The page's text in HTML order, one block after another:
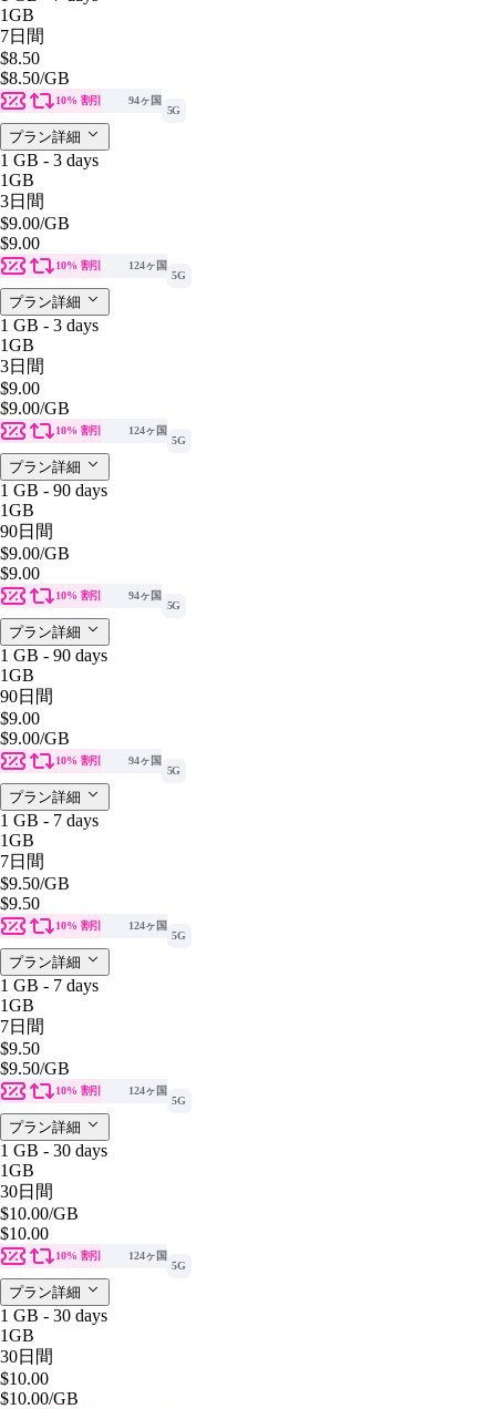
1GB
7日間
$8.50
$8.50/GB
10% 割引
94ヶ国
5G
プラン詳細
1 GB - 3 days
1GB
3日間
$9.00/GB
$9.00
10% 割引
124ヶ国
5G
プラン詳細
1 GB - 3 days
1GB
3日間
$9.00
$9.00/GB
10% 割引
124ヶ国
5G
プラン詳細
1 GB - 90 days
1GB
90日間
$9.00/GB
$9.00
10% 割引
94ヶ国
5G
プラン詳細
1 GB - 90 days
1GB
90日間
$9.00
$9.00/GB
10% 割引
94ヶ国
5G
プラン詳細
1 GB - 7 days
1GB
7日間
$9.50/GB
$9.50
10% 割引
124ヶ国
5G
プラン詳細
1 GB - 7 days
1GB
7日間
$9.50
$9.50/GB
10% 割引
124ヶ国
5G
プラン詳細
1 GB - 30 days
1GB
30日間
$10.00/GB
$10.00
10% 割引
124ヶ国
5G
プラン詳細
1 GB - 30 days
1GB
30日間
$10.00
$10.00/GB